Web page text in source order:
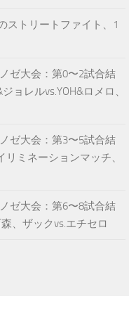
ストリートファイト、1
ゼ大会：第0〜2試合結
ョレルvs.YOH&ロメロ、
ゼ大会：第3〜5試合結
ミネーションマッチ、
ゼ大会：第6〜8試合結
、ザックvs.エチセロ